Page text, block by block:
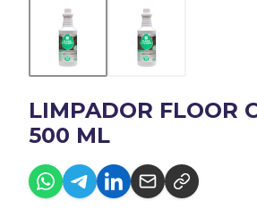
LIMPADOR FLOOR
500 ML